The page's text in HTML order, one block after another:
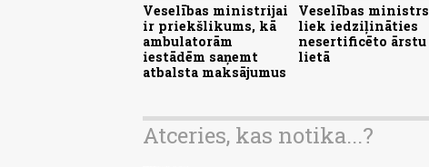
Veselības ministrijai
ir priekšlikums, kā
ambulatorām
iestādēm saņemt
atbalsta maksājumus
Veselības ministrs
liek iedziļināties
nesertificēto ārstu
lietā
Atceries, kas notika...?